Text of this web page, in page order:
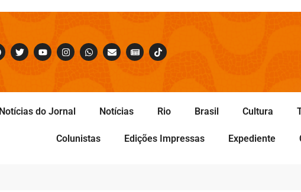
Notícias do Jornal Notícias Rio Brasil Cultura
Colunistas Edições Impressas Expediente